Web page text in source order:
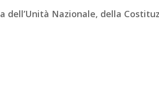
dell’Unità Nazionale, della